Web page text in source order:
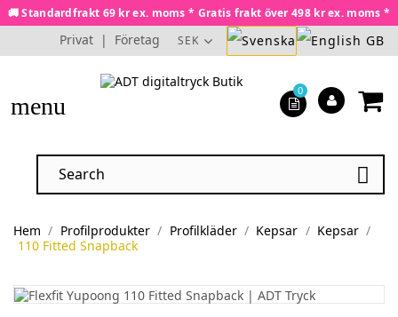
🚚 Standardfrakt 69 kr ex. moms * Gratis frakt över 498 kr ex. moms *
Privat | Företag SEK
menu

0
Hem Profilprodukter Profilkläder Kepsar
Kepsar
110 Fitted Snapback